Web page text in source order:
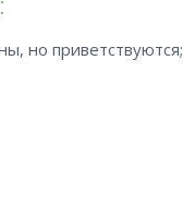
но приветствуются;